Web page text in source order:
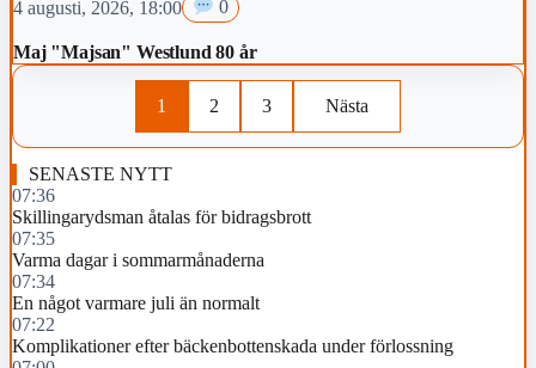
4 augusti, 2026, 18:00 0
Maj "Majsan" Westlund 80 år
1 2 3 Nästa
SENASTE NYTT
07:36
Skillingarydsman åtalas för bidragsbrott
07:35
Varma dagar i sommarmånaderna
07:34
En något varmare juli än normalt
07:22
Komplikationer efter bäckenbottenskada under förlossning